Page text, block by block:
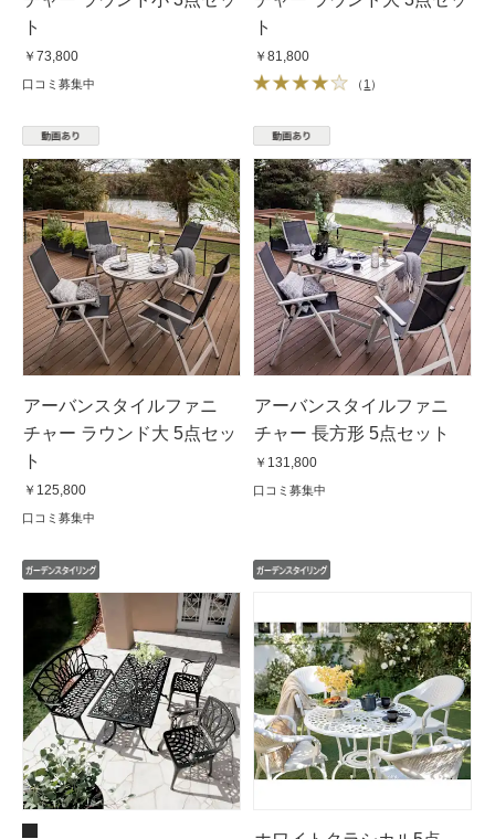
ト
￥73,800
口コミ募集中
ト
￥81,800
（ 1 ）
アーバンスタイルファニ
チャー ラウンド大 5点セッ
ト
￥125,800
口コミ募集中
アーバンスタイルファニ
チャー 長方形 5点セット
￥131,800
口コミ募集中